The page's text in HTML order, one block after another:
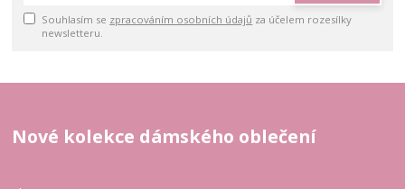
Souhlasím se zpracováním osobních údajů za účelem rozesílky
newsletteru.
Nové kolekce dámského oblečení